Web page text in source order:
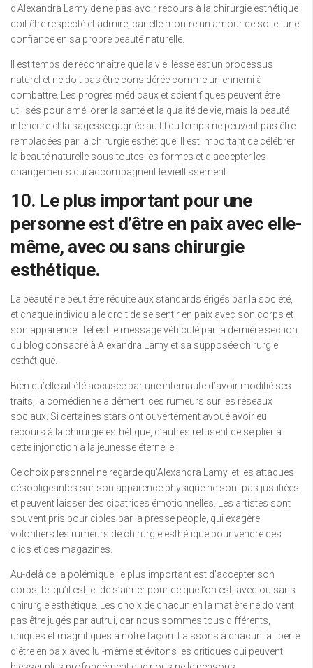
d’Alexandra Lamy de ne pas avoir recours à la chirurgie esthétique
doit être respecté et admiré, car elle montre un amour de soi et une
confiance en sa propre beauté naturelle.
Il est temps de reconnaître que la vieillesse est un processus
naturel et ne doit pas être considérée comme un ennemi à
combattre. Les progrès médicaux et scientifiques peuvent être
utilisés pour améliorer la santé et la qualité de vie, mais la beauté
intérieure et la sagesse gagnée au fil du temps ne peuvent pas être
remplacées par la chirurgie esthétique. Il est important de célébrer
la beauté naturelle sous toutes les formes et d’accepter les
changements qui accompagnent le vieillissement.
10. Le plus important pour une
personne est d’être en paix avec elle-
même, avec ou sans chirurgie
esthétique.
La beauté ne peut être réduite aux standards érigés par la société,
et chaque individu a le droit de se sentir en paix avec son corps et
son apparence. Tel est le message véhiculé par la dernière section
du blog consacré à Alexandra Lamy et sa supposée chirurgie
esthétique.
Bien qu’elle ait été accusée par une internaute d’avoir modifié ses
traits, la comédienne a démenti ces rumeurs sur les réseaux
sociaux. Si certaines stars ont ouvertement avoué avoir eu
recours à la chirurgie esthétique, d’autres refusent de se plier à
cette injonction à la jeunesse éternelle.
Ce choix personnel ne regarde qu’Alexandra Lamy, et les attaques
désobligeantes sur son apparence physique ne sont pas justifiées
et peuvent laisser des cicatrices émotionnelles. Les artistes sont
souvent pris pour cibles par la presse people, qui exagère
volontiers les rumeurs de chirurgie esthétique pour vendre des
clics et des magazines.
Au-delà de la polémique, le plus important est d’accepter son
corps, tel qu’il est, et de s’aimer pour ce que l’on est, avec ou sans
chirurgie esthétique. Les choix de chacun en la matière ne doivent
pas être jugés par autrui, car nous sommes tous différents,
uniques et magnifiques à notre façon. Laissons à chacun la liberté
d’être en paix avec lui-même et évitons les critiques qui peuvent